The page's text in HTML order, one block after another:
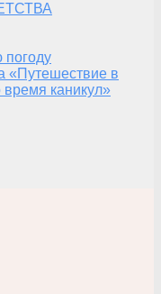
«Путешествие в
каникул»